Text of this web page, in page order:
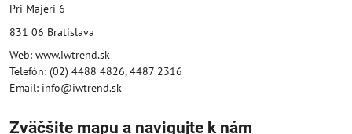
Pri Majeri 6
831 06 Bratislava
Web: www.iwtrend.sk
Telefón: (02) 4488 4826, 4487 2316
Email: info@iwtrend.sk
Zväčšite mapu a navigujte k nám